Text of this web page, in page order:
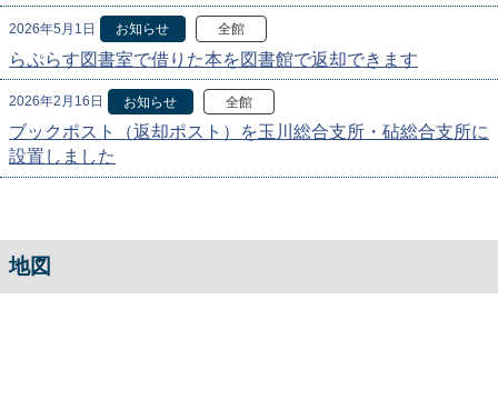
2026年5月1日 お知らせ 全館
らぷらす図書室で借りた本を図書館で返却できます
2026年2月16日 お知らせ 全館
ブックポスト（返却ポスト）を玉川総合支所・砧総合支所に
設置しました
地図